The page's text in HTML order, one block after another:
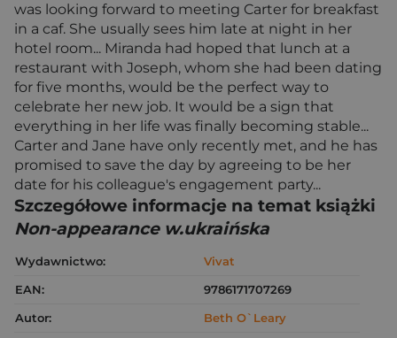
was looking forward to meeting Carter for breakfast
in a caf. She usually sees him late at night in her
hotel room... Miranda had hoped that lunch at a
restaurant with Joseph, whom she had been dating
for five months, would be the perfect way to
celebrate her new job. It would be a sign that
everything in her life was finally becoming stable...
Carter and Jane have only recently met, and he has
promised to save the day by agreeing to be her
date for his colleague's engagement party...
Szczegółowe informacje na temat książki
Non-appearance w.ukraińska
Wydawnictwo:
Vivat
EAN:
9786171707269
Autor:
Beth O`Leary